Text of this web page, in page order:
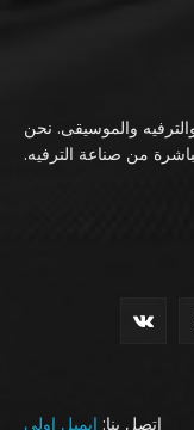
والموسيقى. نحن
من صناعة الترفيه.
اتصل بنا: ايميل اولي